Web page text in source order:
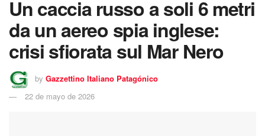
Un caccia russo a soli 6 metri
da un aereo spia inglese:
crisi sfiorata sul Mar Nero
by Gazzettino Italiano Patagónico
22 de mayo de 2026